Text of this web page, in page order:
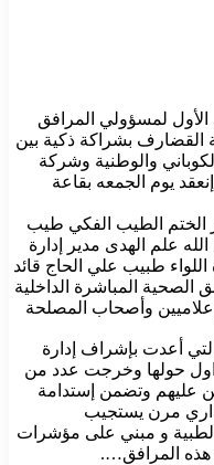
لمسؤولي المرافق
القضارف بشراكة ذكية بين
والوطنية وشركة
يوم الجمعه بقاعة
الختم الطيب الفكي طيب
علم الهدى مدير إدارة
طبيب علي الحاج قائد
الصحية المباشرة الداخلية
وأصحاب المصلحة
أعدت بإشراف إدارة
حولها وخرجت عدد من
عليهم وتضمن إستدامة
مرن يستجيب
و مبني على مؤشرات
هذه المرافق….